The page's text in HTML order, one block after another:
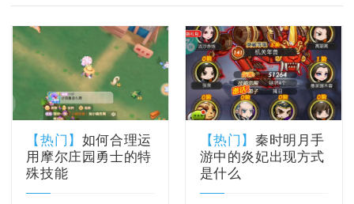
【热门】 如何合理运
用摩尔庄园勇士的特
殊技能
【热门】秦时明月手
游中的炎妃出现方式
是什么